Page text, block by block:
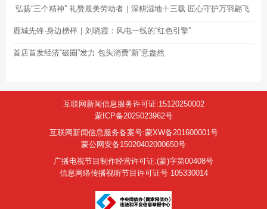
弘扬“三个精神” 礼赞最美劳动者｜深耕湿地十三载 匠心守护万羽翩飞
鹿城先锋·身边榜样｜刘晓霞：风电一线的“红色引擎”
首店首发经济“破圈”发力 包头消费“新”意盎然
互联网新闻信息服务许可证:15120250002
蒙ICP备2025023962号
互联网新闻信息服务备案号:蒙XW备201600001号
蒙公网安备15020402000650号
广播电视节目制作经营许可证:(蒙)字第00408号
信息网络传播视听节目许可证号 105330014